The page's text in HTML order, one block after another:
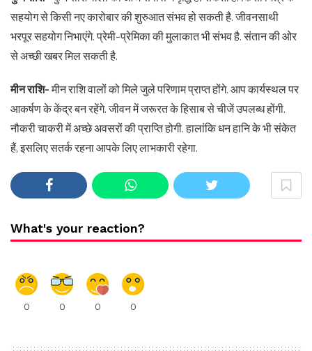
सहयोग से किसी नए कारोबार की शुरुआत संभव हो सकती है. जीवनसाथी
भरपूर सहयोग निभाएंगे. प्रेमी-प्रेमिका की मुलाकात भी संभव है. संतान की ओर
से अच्छी खबर मिल सकती है.
मीन राशि-मीन राशि वालों को मिले जुले परिणाम प्राप्त होंगे. आप कार्यस्थल पर
आकर्षण के केंद्र बन रहेंगे. जीवन में जरूरत के हिसाब से चीजें उपलब्ध होंगी.
नौकरी चाकरी में अच्छे अवसरों की प्राप्ति होगी. हालांकि धन हानि के भी संकेत
हैं, इसलिए सतर्क रहना आपके लिए लाभकारी रहेगा.
What's your reaction?
0 0 0 0